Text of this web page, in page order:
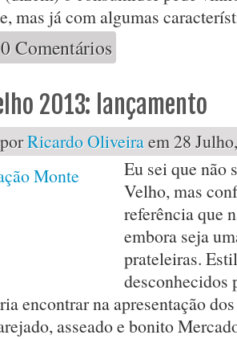
mas já com algumas
de Covela no Café Lisboa
0 Comentários
2013: lançamento
Ricardo Oliveiraem 28
Eu sei que não
Velho, mas
referência que
embora seja
prateleiras.
desconhecidos
encontrar na apresentação
asseado e bonito